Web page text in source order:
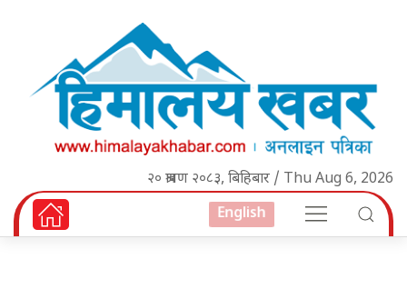
२० श्रावण २०८३, बिहिबार / Thu Aug 6, 2026
English